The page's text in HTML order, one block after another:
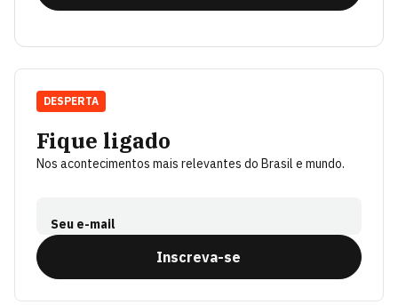
Fique ligado
Nos acontecimentos mais relevantes do Brasil e mundo.
Seu e-mail
Inscreva-se
DESPERTA